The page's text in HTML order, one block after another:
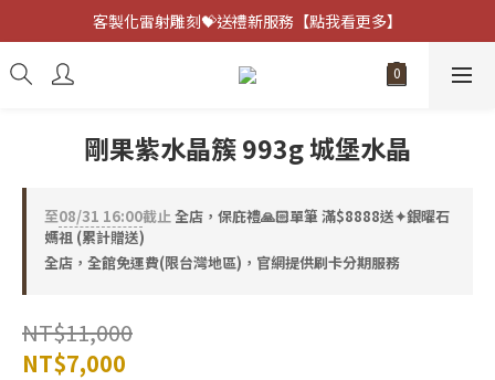
客製化雷射雕刻💝送禮新服務【點我看更多】
客製化雷射雕刻💝送禮新服務【點我看更多】
避邪防小人⚡指定黑曜石 任選兩件75折
剛果紫水晶簇 993g 城堡水晶
至08/31 16:00截止全店，保庇禮🙏🏻單筆 滿$8888送✦銀曜石
媽祖 (累計贈送)
全店，全館免運費(限台灣地區)，官網提供刷卡分期服務
NT$11,000
NT$7,000